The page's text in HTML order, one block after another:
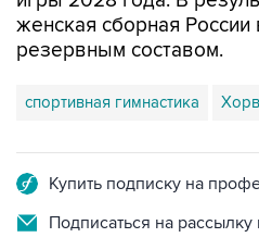
спортивная гимнастика
Подписаться на рассылку
Получать оперативные
канале